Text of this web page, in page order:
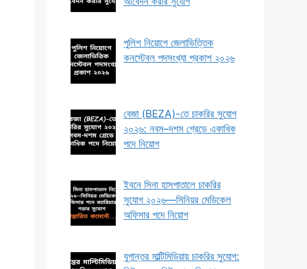
পুলিশ নিয়োগে জেলাভিত্তিক
কনস্টেবল পদসংখ্যা প্রকাশ ২০২৬
বেজা (BEZA)-তে চাকরির সুযোগ
২০২৬: নবম–দশম গ্রেডে একাধিক
পদে নিয়োগ
ইবনে সিনা হাসপাতালে চাকরির
সুযোগ ২০২৬—সিনিয়র মেডিকেল
অফিসার পদে নিয়োগ
যুগান্তর মাল্টিমিডিয়ায় চাকরির সুযোগ: